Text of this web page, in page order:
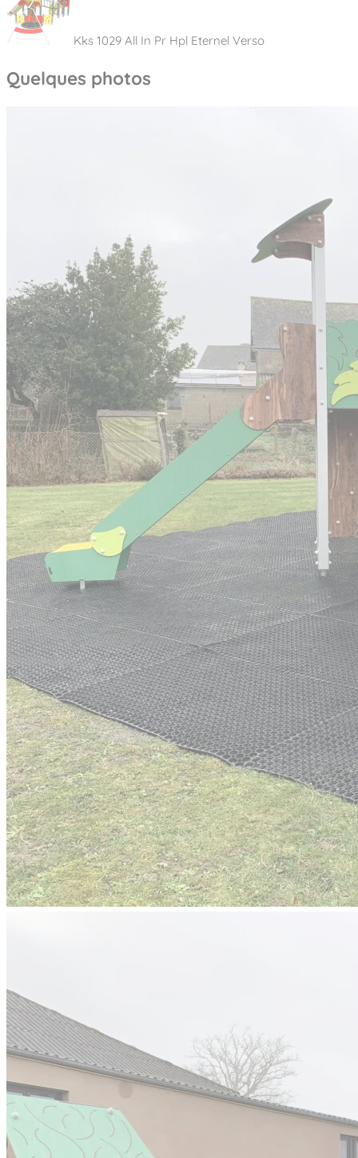
Kks 1029 All In Pr Hpl Eternel Verso
Quelques photos